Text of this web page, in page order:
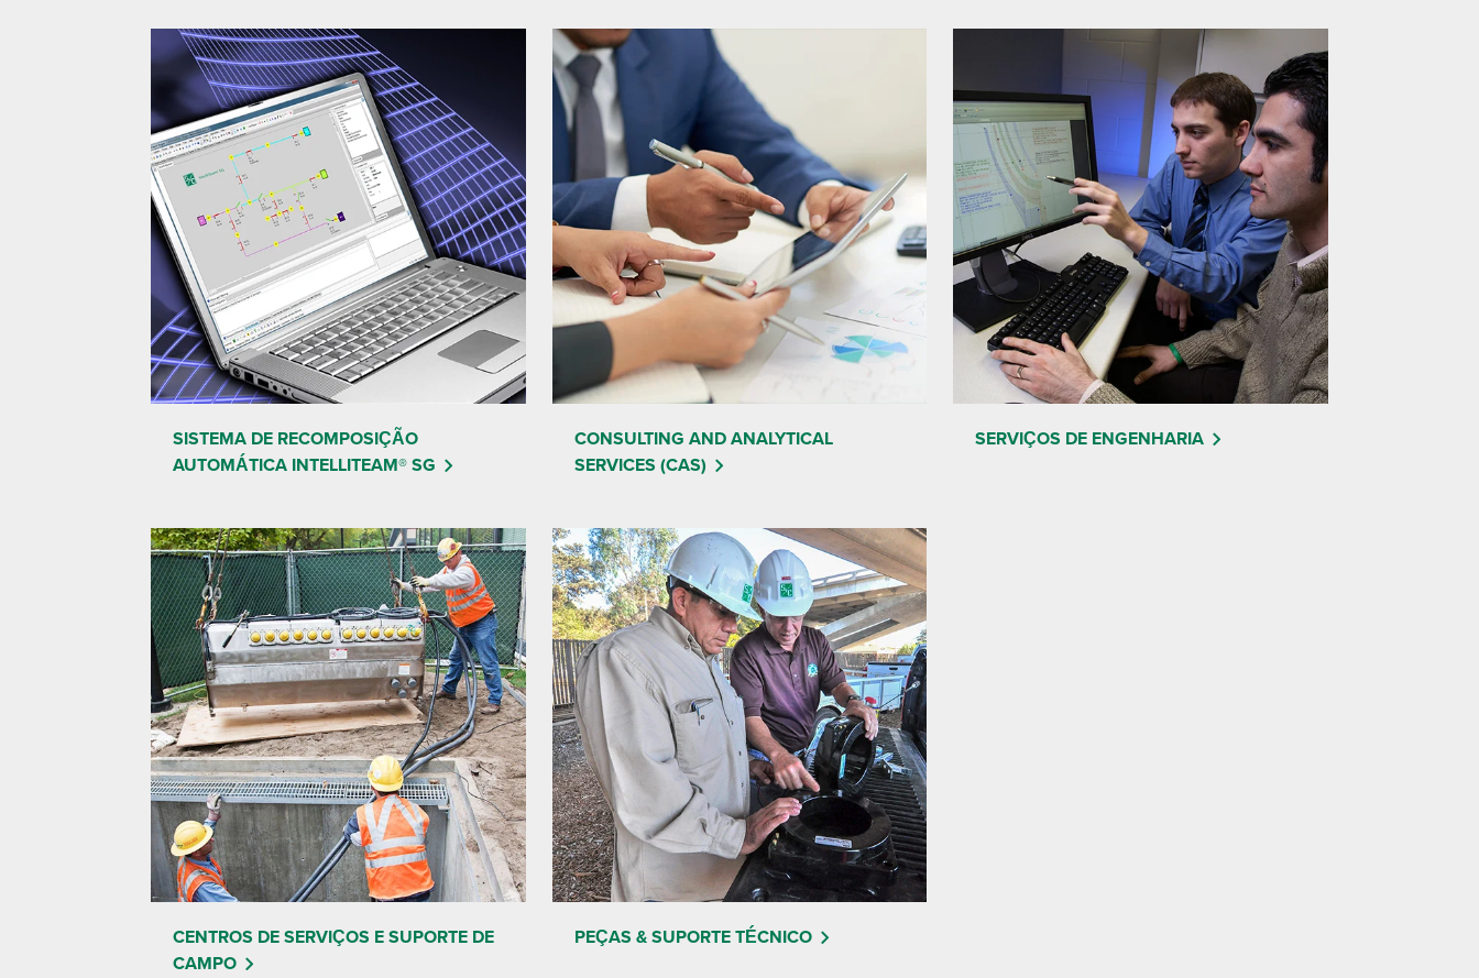
SISTEMA DE RECOMPOSIÇÃO
AUTOMÁTICA INTELLITEAM® SG
CONSULTING AND ANALYTICAL
SERVICES (CAS)
SERVIÇOS DE ENGENHARIA
CENTROS DE SERVIÇOS E SUPORTE DE
CAMPO
PEÇAS & SUPORTE TÉCNICO